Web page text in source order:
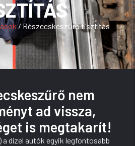
/ Részecskeszűrő tisztítás
nem
ad vissza,
is megtakarít!
a dízel autók egyik legfontosabb